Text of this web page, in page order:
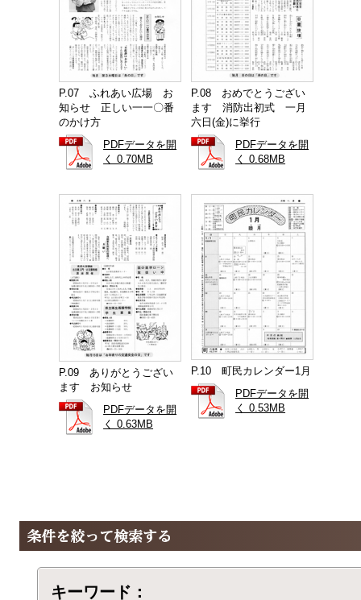
P.07 ふれあい広場 お
知らせ 正しい一一〇番
のかけ方
PDFデータを開
く 0.70MB
P.08 おめでとうござい
ます 消防出初式 一月
六日(金)に挙行
PDFデータを開
く 0.68MB
P.09 ありがとうござい
ます お知らせ
PDFデータを開
く 0.63MB
P.10 町民カレンダー1月
PDFデータを開
く 0.53MB
キーワード：